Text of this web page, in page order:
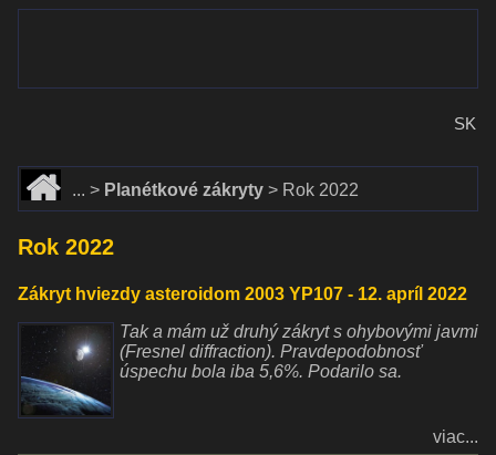
Rok 2022
Zákryt hviezdy asteroidom 2003 YP107 - 12. apríl 2022
Tak a mám už druhý zákryt s ohybovými javmi
(Fresnel diffraction). Pravdepodobnosť
úspechu bola iba 5,6%. Podarilo sa.
viac...
Domov
Planétkové zákryty Rok 2022
SK